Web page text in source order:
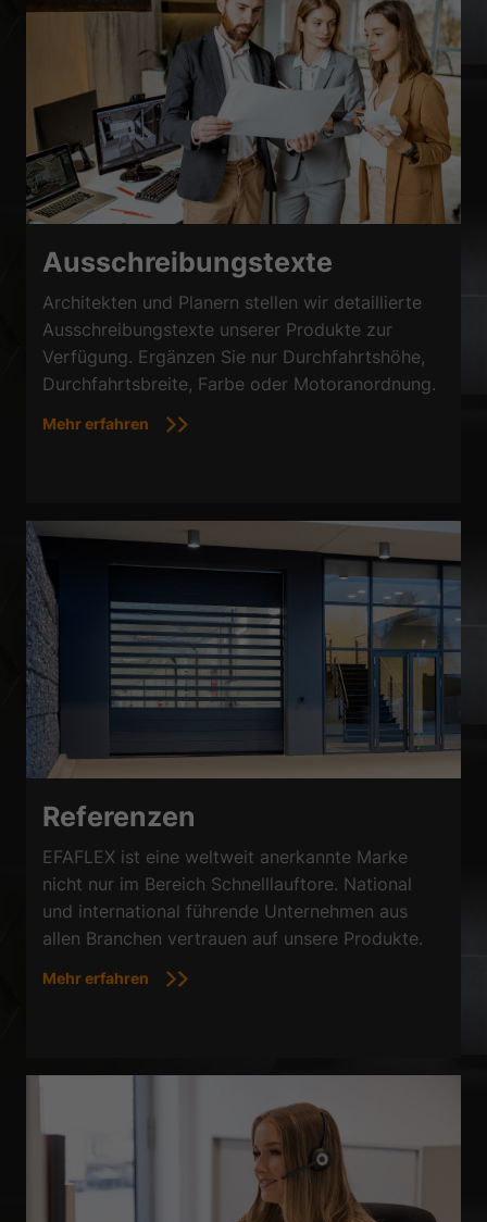
Ausschreibungstexte
Architekten und Planern stellen wir detaillierte
Ausschreibungstexte unserer Produkte zur
Verfügung. Ergänzen Sie nur Durchfahrtshöhe,
Durchfahrtsbreite, Farbe oder Motoranordnung.
Mehr erfahren
Referenzen
EFAFLEX ist eine weltweit anerkannte Marke
nicht nur im Bereich Schnelllauftore. National
und international führende Unternehmen aus
allen Branchen vertrauen auf unsere Produkte.
Mehr erfahren